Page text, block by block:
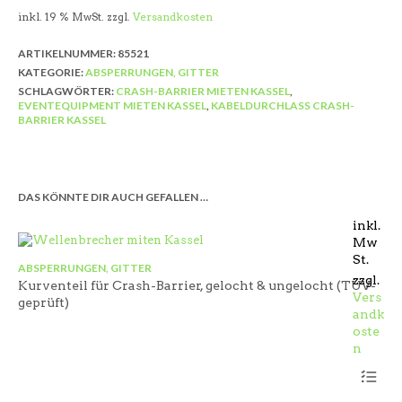
inkl. 19 % MwSt. zzgl. Versandkosten
ARTIKELNUMMER: 85521
KATEGORIE:ABSPERRUNGEN, GITTER
SCHLAGWÖRTER: CRASH-BARRIER MIETEN KASSEL,
EVENTEQUIPMENT MIETEN KASSEL, KABELDURCHLASS CRASH-
BARRIER KASSEL
DAS KÖNNTE DIR AUCH GEFALLEN …
inkl.
Mw
St.
zzgl.
Vers
andk
oste
n
ABSPERRUNGEN, GITTER
Kurventeil für Crash-Barrier, gelocht & ungelocht (TÜV-
geprüft)